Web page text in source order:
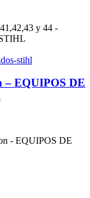
y 44 -
– EQUIPOS DE
- EQUIPOS DE